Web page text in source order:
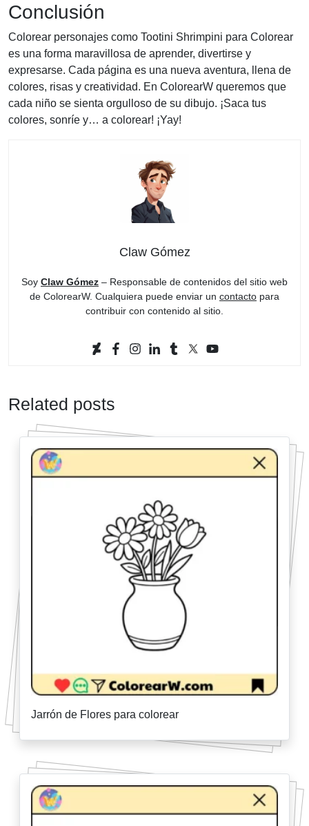
Conclusión
Colorear personajes como Tootini Shrimpini para Colorear
es una forma maravillosa de aprender, divertirse y
expresarse. Cada página es una nueva aventura, llena de
colores, risas y creatividad. En ColorearW queremos que
cada niño se sienta orgulloso de su dibujo. ¡Saca tus
colores, sonríe y… a colorear! ¡Yay!
Claw Gómez
Soy Claw Gómez – Responsable de contenidos del sitio web
de ColorearW. Cualquiera puede enviar un contacto para
contribuir con contenido al sitio.
Related posts
Jarrón de Flores para colorear